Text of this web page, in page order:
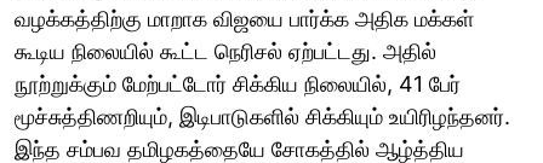
வழக்கத்திற்கு மாறாக விஜயை பார்க்க அதிக மக்கள்
கூடிய நிலையில் கூட்ட நெரிசல் ஏற்பட்டது. அதில்
நூற்றுக்கும் மேற்பட்டோர் சிக்கிய நிலையில், 41 பேர்
மூச்சுத்திணறியும், இடிபாடுகளில் சிக்கியும் உயிரிழந்தனர்.
இந்த சம்பவ தமிழகத்தையே சோகத்தில் ஆழ்த்திய